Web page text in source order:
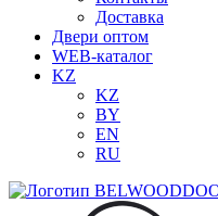
Доставка
Двери оптом
WEB-каталог
KZ
KZ
BY
EN
RU